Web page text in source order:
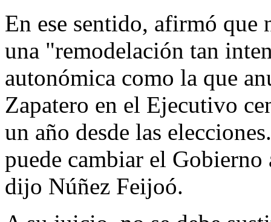
En ese sentido, afirmó que
una "remodelación tan
autonómica como la que
Zapatero en el Ejecutivo
un año desde las
puede cambiar el Gobierno
dijo Núñez Feijoó.